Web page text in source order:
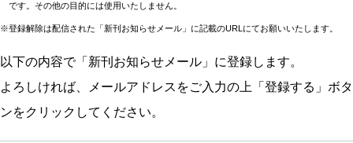
です。その他の目的には使用いたしません。
※登録解除は配信された「新刊お知らせメール」に記載のURLにてお願いいたします。
以下の内容で「新刊お知らせメール」に登録します。
よろしければ、メールアドレスをご入力の上「登録する」ボタ
ンをクリックしてください。